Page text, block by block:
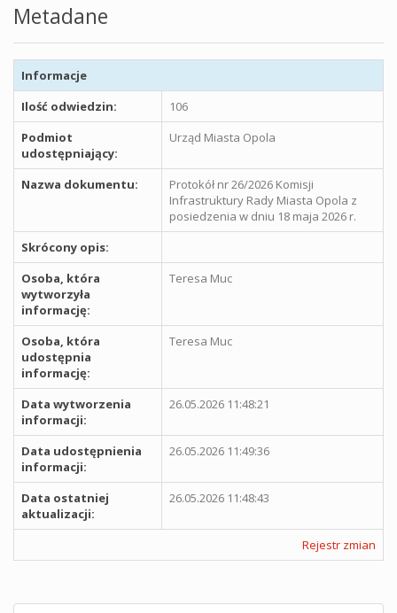
Metadane
Informacje
Ilość odwiedzin:
106
Podmiot
udostępniający:
Urząd Miasta Opola
Nazwa dokumentu:
Protokół nr 26/2026 Komisji
Infrastruktury Rady Miasta Opola z
posiedzenia w dniu 18 maja 2026 r.
Skrócony opis:
Osoba, która
wytworzyła
informację:
Teresa Muc
Osoba, która
udostępnia
informację:
Teresa Muc
Data wytworzenia
informacji:
26.05.2026 11:48:21
Data udostępnienia
informacji:
26.05.2026 11:49:36
Data ostatniej
aktualizacji:
26.05.2026 11:48:43
Rejestr zmian